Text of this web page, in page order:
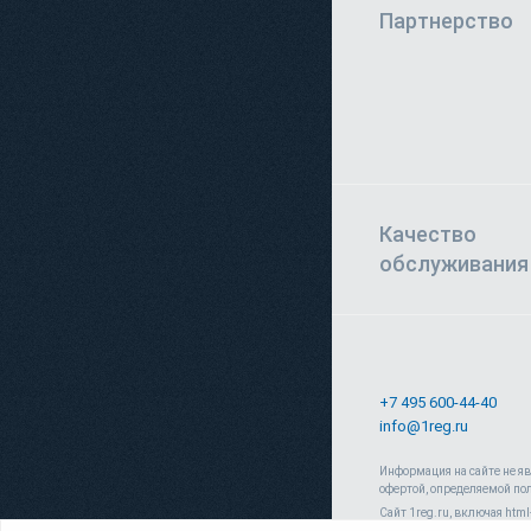
Партнерство
Качество
обслуживания
+7 495 600-44-40
info@1reg.ru
Информация на сайте не
офертой, определяемой
Сайт 1reg.ru, включая